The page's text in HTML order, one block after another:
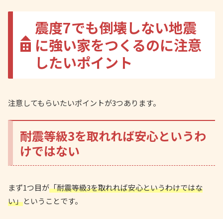
震度7でも倒壊しない地震
に強い家をつくるのに注意
したいポイント
注意してもらいたいポイントが3つあります。
耐震等級3を取れれば安心というわ
けではない
まず1つ目が「耐震等級3を取れれば安心というわけではな
い」ということです。